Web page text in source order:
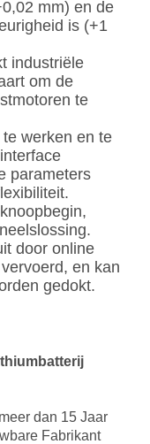
mm) en de
is (+1
industriële
om de
te
werken en te
parameters
door online
en kan
gedokt.
dan 15 Jaar
Fabrikant